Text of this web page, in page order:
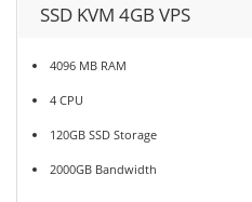
SSD KVM 4GB VPS
4096 MB RAM
4 CPU
120GB SSD Storage
2000GB Bandwidth